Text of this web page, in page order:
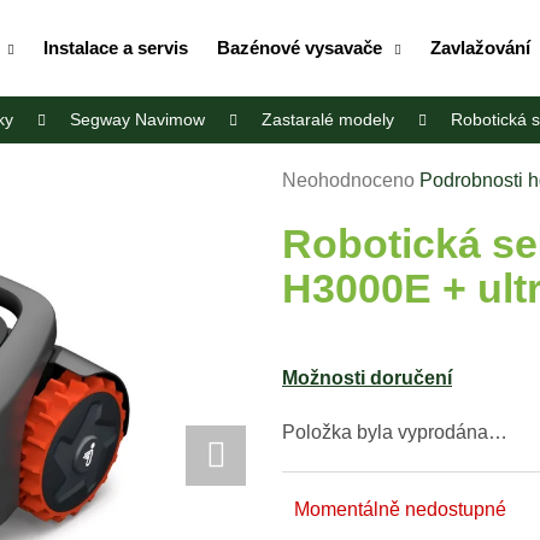
Instalace a servis Bazénové vysavače Zavlažování
Segway Navimow Zastaralé modely Robotická
Průměrné
produktu
je
0,0
hvězdiček.
Neohodnoceno Podrobnosti
Robotická
H3000E +
Možnosti doručení
Položka byla vyprodána…
Momentálně nedostupné
Co potřebujete najít?
HLEDAT